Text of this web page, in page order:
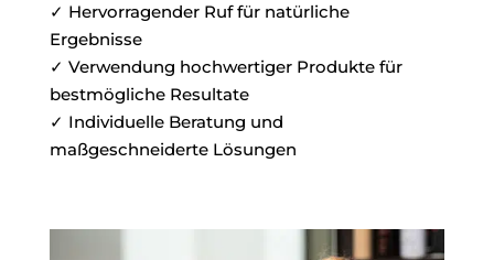
✓ Hervorragender Ruf für natürliche
Ergebnisse
✓ Verwendung hochwertiger Produkte für
bestmögliche Resultate
✓ Individuelle Beratung und
maßgeschneiderte Lösungen